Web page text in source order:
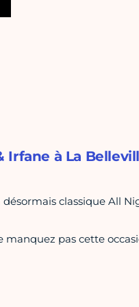
Irfane à La
classique All
manquez pas cette